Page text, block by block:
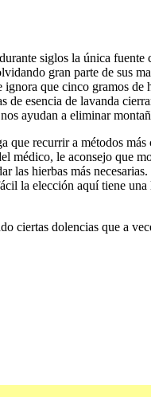
siglos la única
gran parte de sus
que cinco gramos de
de esencia de lavanda
ayudan a eliminar
que recurrir a métodos
médico, le aconsejo que
las hierbas más
la elección aquí tiene
ciertas dolencias que a